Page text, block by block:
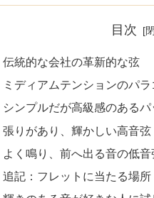
目次
伝統的な会社の革新的な弦
ミディアムテンションのパ
シンプルだが高級感のあるパ
張りがあり、輝かしい高音弦
よく鳴り、前へ出る音の低音
追記：フレットに当たる場